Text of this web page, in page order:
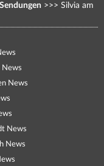
Sendungen >>> Silvia am
News
News
News
News